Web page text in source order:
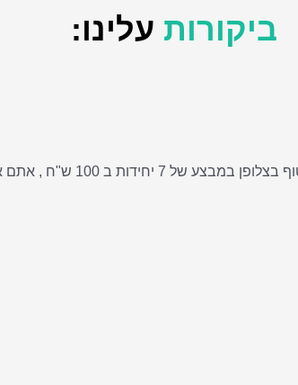
ביקורות עלינו:
הזמנתי לאישתי ביום